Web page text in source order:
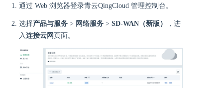
通过 Web 浏览器登录青云QingCloud 管理控制台。
选择产品与服务 > 网络服务 > SD-WAN（新版）
，进
入连接云网页面。